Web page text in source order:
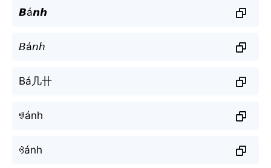
𝘽á𝙣𝙝
𝘉á𝘯𝘩
Bá几卄
ꃃánh
ꃳánh